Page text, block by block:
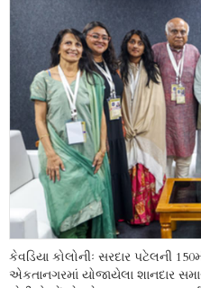
કેવડિયા કોલોનીઃ સરદાર પટેલની
એકતાનગરમાં યોજાયેલા શાનદાર